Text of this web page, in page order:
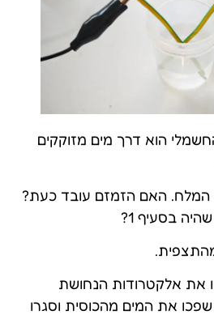
הוא דרך מים מזוקקים
המלח. האם הזמזם עובד כעת?
בסעיף 1?
את אלקטרודות הנחושת
את המים מהכוסית וסגרו